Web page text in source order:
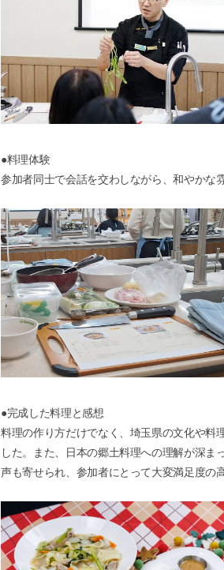
●料理体験
参加者同士で会話を交わしながら、和やかな
●完成した料理と感想
料理の作り方だけでなく、埼玉県の文化や料
した。また、日本の郷土料理への理解が深
声も寄せられ、参加者にとって大変満足度の